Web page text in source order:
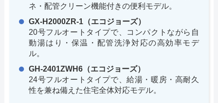
ネ・配管クリーン機能付きの便利モデル。
GX-H2000ZR-1（エコジョーズ）
20号フルオートタイプで、コンパクトながら自
動湯はり・保温・配管洗浄対応の高効率モデ
ル。
GH-2401ZWH6（エコジョーズ）
24号フルオートタイプで、給湯・暖房・高耐久
性を兼ね備えた住宅全体対応モデル。